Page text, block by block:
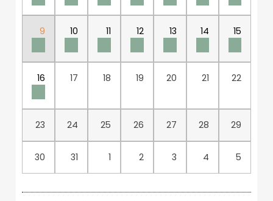
9 10 11 12 13 14 15
16 17 18 19 20 21 22
23 24 25 26 27 28 29
30 31 1 2 3 4 5